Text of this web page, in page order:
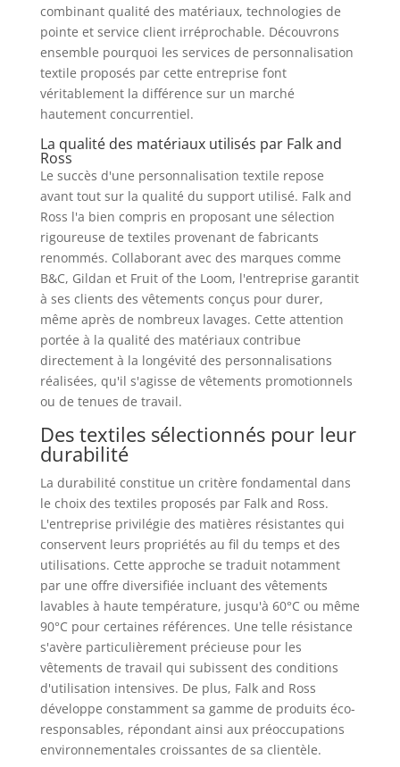
combinant qualité des matériaux, technologies de
pointe et service client irréprochable. Découvrons
ensemble pourquoi les services de personnalisation
textile proposés par cette entreprise font
véritablement la différence sur un marché
hautement concurrentiel.
La qualité des matériaux utilisés par Falk and
Ross
Le succès d'une personnalisation textile repose
avant tout sur la qualité du support utilisé. Falk and
Ross l'a bien compris en proposant une sélection
rigoureuse de textiles provenant de fabricants
renommés. Collaborant avec des marques comme
B&C, Gildan et Fruit of the Loom, l'entreprise garantit
à ses clients des vêtements conçus pour durer,
même après de nombreux lavages. Cette attention
portée à la qualité des matériaux contribue
directement à la longévité des personnalisations
réalisées, qu'il s'agisse de vêtements promotionnels
ou de tenues de travail.
Des textiles sélectionnés pour leur
durabilité
La durabilité constitue un critère fondamental dans
le choix des textiles proposés par Falk and Ross.
L'entreprise privilégie des matières résistantes qui
conservent leurs propriétés au fil du temps et des
utilisations. Cette approche se traduit notamment
par une offre diversifiée incluant des vêtements
lavables à haute température, jusqu'à 60°C ou même
90°C pour certaines références. Une telle résistance
s'avère particulièrement précieuse pour les
vêtements de travail qui subissent des conditions
d'utilisation intensives. De plus, Falk and Ross
développe constamment sa gamme de produits éco-
responsables, répondant ainsi aux préoccupations
environnementales croissantes de sa clientèle.